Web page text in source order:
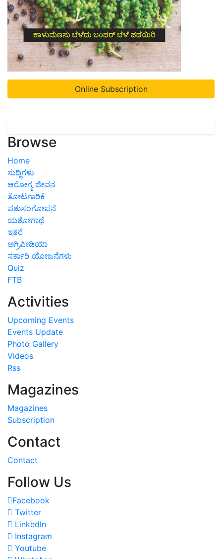
Online Subscription
Browse
Home
ಸುದ್ದಿಗಳು
ಆರೋಗ್ಯ ಜೀವನ
ತೋಟಗಾರಿಕೆ
ಪಶುಸಂಗೋಪನೆ
ಯಶೋಗಾಥೆ
ಇತರೆ
ಅಗ್ರಿಪೀಡಿಯಾ
ಸರ್ಕಾರಿ ಯೋಜನೆಗಳು
Quiz
FTB
Activities
Upcoming Events
Events Update
Photo Gallery
Videos
Rss
Magazines
Magazines
Subscription
Contact
Contact
Follow Us
Facebook
Twitter
LinkedIn
Instagram
Youtube